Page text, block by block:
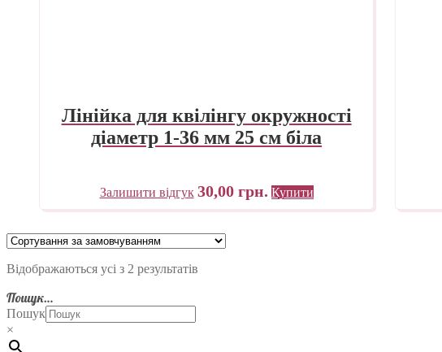
Лінійка для квілінгу окружності
діаметр 1-36 мм 25 см біла
Залишити відгук 30,00 грн. Купити
Відображаються усі з 2 результатів
Пошук…
Пошук
×